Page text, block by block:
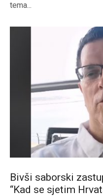
tema...
Bivši saborski
“Kad se sjetim